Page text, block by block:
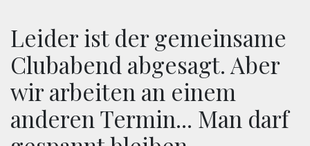
Leider ist der gemeinsame
Clubabend abgesagt. Aber
wir arbeiten an einem
anderen Termin... Man darf